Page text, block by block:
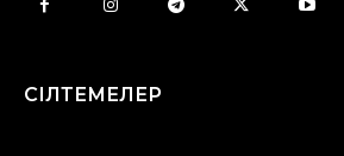
СІЛТЕМЕЛЕР